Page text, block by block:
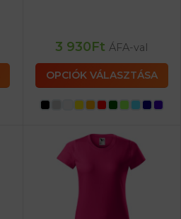
3 930Ft ÁFA-val
OPCIÓK VÁLASZTÁSA